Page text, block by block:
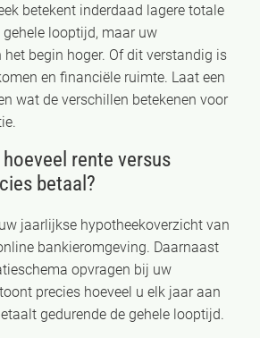
betekent inderdaad lagere totale
gehele looptijd, maar uw
begin hoger. Of dit verstandig is
en financiële ruimte. Laat een
wat de verschillen betekenen voor
rente versus
betaal?
jaarlijkse hypotheekoverzicht van
bankieromgeving. Daarnaast
opvragen bij uw
precies hoeveel u elk jaar aan
gedurende de gehele looptijd.